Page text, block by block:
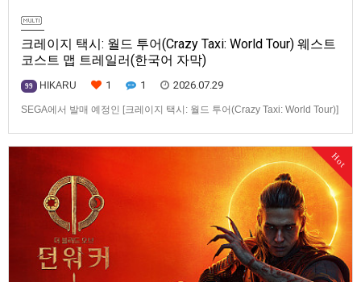
크레이지 택시: 월드 투어(Crazy Taxi: World Tour) 웨스트
코스트 맵 트레일러(한국어 자막)
99 HIKARU 1 1 2026.07.29
SEGA에서 발매 예정인 [크레이지 택시: 월드 투어(Crazy Taxi: World Tour)]
Hot